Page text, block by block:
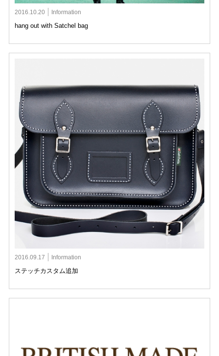
2016.10.20 Information
hang out with Satchel bag
2016.09.17 Information
ステッチカスタム追加